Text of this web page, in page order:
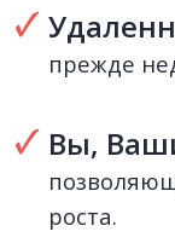
прежде
Вы,
роста.